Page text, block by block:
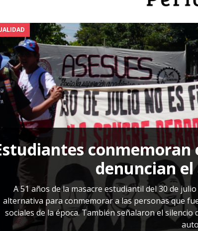
[ 28 julio, 2026 ] ARENA y FMLN apuestan por mujeres en
ACTUALIDAD
[ 24 julio, 2026 ] A María Hildaura le falló el Estado
[ 28 julio, 2026 ] Más allá de los casos: cómo entender el
conmemoran
denuncian
A 51 años de la masacre estudiantil del 30 de
alternativa para conmemorar a las personas que
sociales de la época. También señalaron el